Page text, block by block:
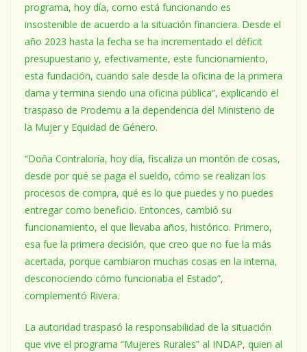
programa, hoy día, como está funcionando es
insostenible de acuerdo a la situación financiera. Desde el
año 2023 hasta la fecha se ha incrementado el déficit
presupuestario y, efectivamente, este funcionamiento,
esta fundación, cuando sale desde la oficina de la primera
dama y termina siendo una oficina pública”, explicando el
traspaso de Prodemu a la dependencia del Ministerio de
la Mujer y Equidad de Género.
“Doña Contraloría, hoy día, fiscaliza un montón de cosas,
desde por qué se paga el sueldo, cómo se realizan los
procesos de compra, qué es lo que puedes y no puedes
entregar como beneficio. Entonces, cambió su
funcionamiento, el que llevaba años, histórico. Primero,
esa fue la primera decisión, que creo que no fue la más
acertada, porque cambiaron muchas cosas en la interna,
desconociendo cómo funcionaba el Estado”,
complementó Rivera.
La autoridad traspasó la responsabilidad de la situación
que vive el programa “Mujeres Rurales” al INDAP, quien al